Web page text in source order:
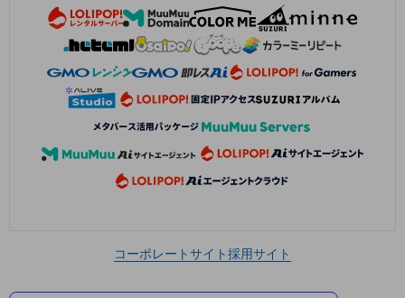
コーポレートサイト採用サイト